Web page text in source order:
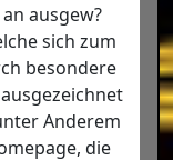
ausgew?
sich zum
beson­de­re
Ande­rem
die